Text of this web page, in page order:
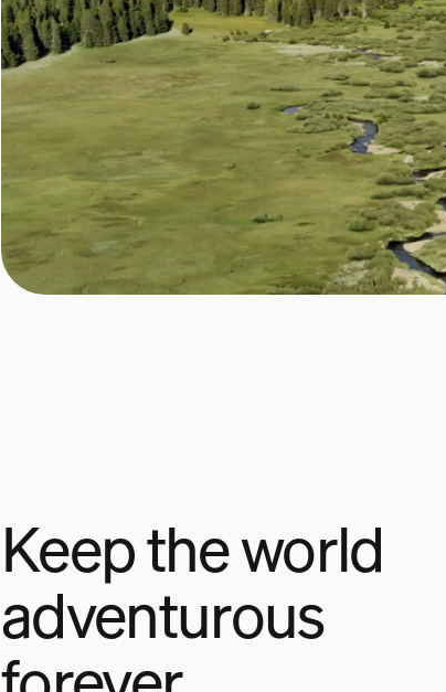
Keep the world
adventurous